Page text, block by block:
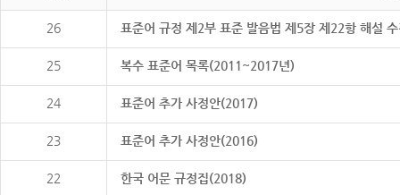
26 표준어 규정 제2부 표준 발음법 제5장 제22항 해설
25 복수 표준어 목록(2011~2017년)
24 표준어 추가 사정안(2017)
23 표준어 추가 사정안(2016)
22 한국 어문 규정집(2018)